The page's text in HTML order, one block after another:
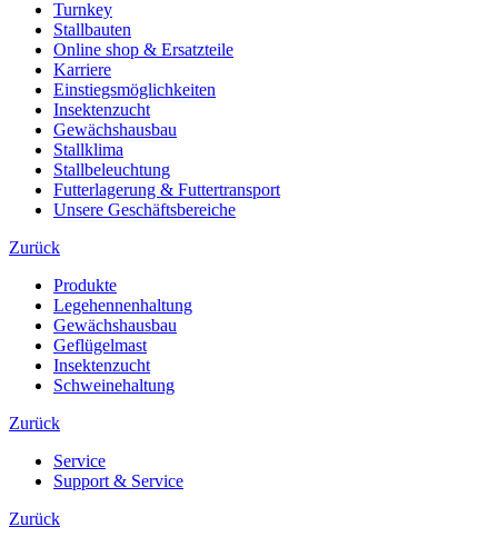
Turnkey
Stallbauten
Online shop & Ersatzteile
Karriere
Einstiegsmöglichkeiten
Insektenzucht
Gewächshausbau
Stallklima
Stallbeleuchtung
Futterlagerung & Futtertransport
Unsere Geschäftsbereiche
Zurück
Produkte
Legehennenhaltung
Gewächshausbau
Geflügelmast
Insektenzucht
Schweinehaltung
Zurück
Service
Support & Service
Zurück